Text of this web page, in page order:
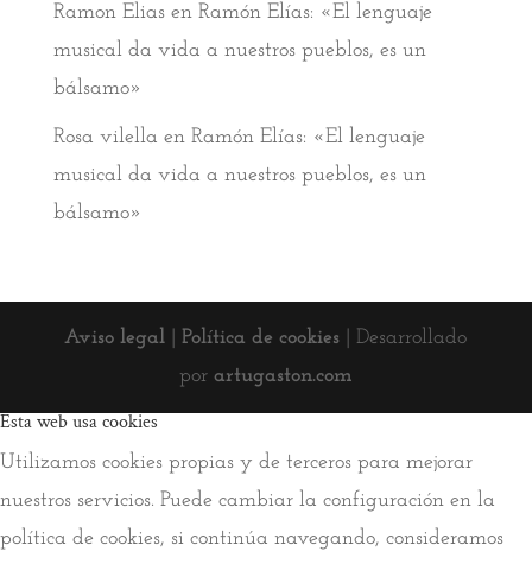
Ramon Eliasen Ramón Elías: «El lenguaje
musical da vida a nuestros pueblos, es un
bálsamo»
Rosa vilella en Ramón Elías: «El lenguaje
musical da vida a nuestros pueblos, es un
bálsamo»
Aviso legal |Política de cookies | Desarrollado
por artugaston.com
Esta web usa cookies
Utilizamos cookies propias y de terceros para mejorar
nuestros servicios. Puede cambiar la configuración en la
política de cookies, si continúa navegando, consideramos